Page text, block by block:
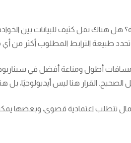
هل هناك نقل كثيف للبيانات بين
طبيعة الترابط المطلوب أكثر من
أطول ومناعة أفضل في
الصحيح. القرار هنا ليس
تتطلب اعتمادية قصوى، وبعضها